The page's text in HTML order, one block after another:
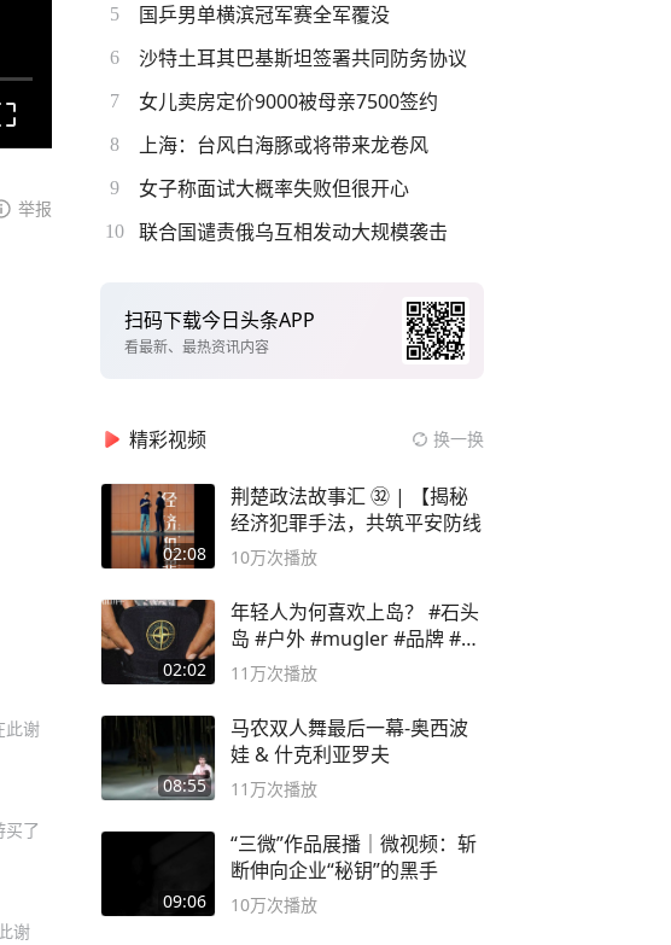
举报
此谢
了
谢
5 国乒男单横滨冠军赛全军覆没
6 沙特土耳其巴基斯坦签署共同防务协议
7 女儿卖房定价9000被母亲7500签约
8 上海：台风白海豚或将带来龙卷风
9 女子称面试大概率失败但很开心
10 联合国谴责俄乌互相发动大规模袭击
扫码下载今日头条APP
看最新、最热资讯内容
精彩视频 换一换
02:08
荆楚政法故事汇 ㉜ | 【揭秘
经济犯罪手法，共筑平安防线
10万次播放
02:02
年轻人为何喜欢上岛？ #石头
岛 #户外 #mugler #品牌 #足
球流氓
11万次播放
08:55
马农双人舞最后一幕-奥西波
娃 & 什克利亚罗夫
11万次播放
09:06
“三微”作品展播｜微视频：斩
断伸向企业“秘钥”的黑手
10万次播放